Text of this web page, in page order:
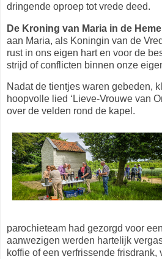
dringende oproep tot vrede deed.
De Kroning van Maria in de
aan Maria, als Koningin van de
rust in ons eigen hart en voor de
strijd of conflicten binnen onze
Nadat de tientjes waren gebeden,
hoopvolle lied ‘Lieve-Vrouwe van
over de velden rond de kapel.
parochieteam had gezorgd voor
aanwezigen werden hartelijk
koffie of een verfrissende frisdrank,